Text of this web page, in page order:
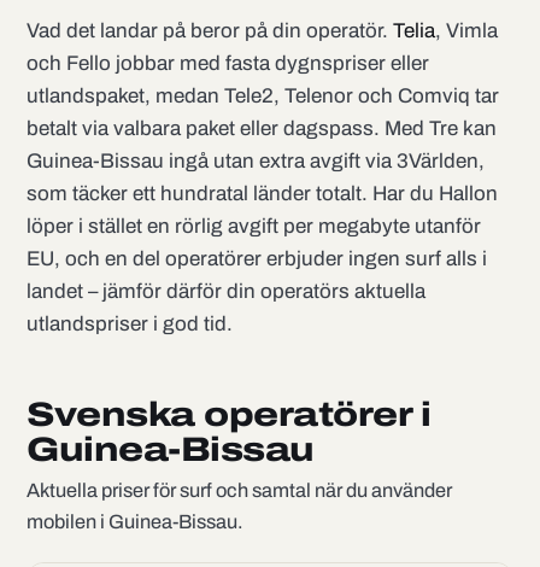
Vad det landar på beror på din operatör.Telia, Vimla
och Fello jobbar med fasta dygnspriser eller
utlandspaket, medan Tele2, Telenor och Comviq tar
betalt via valbara paket eller dagspass. Med Tre kan
Guinea-Bissau ingå utan extra avgift via 3Världen,
som täcker ett hundratal länder totalt. Har du Hallon
löper i stället en rörlig avgift per megabyte utanför
EU, och en del operatörer erbjuder ingen surf alls i
landet – jämför därför din operatörs aktuella
utlandspriser i god tid.
Svenska operatörer i
Guinea-Bissau
Aktuella priser för surf och samtal när du använder
mobilen i Guinea-Bissau.